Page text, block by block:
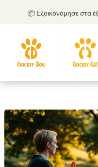
📦 Εξοικονόμησε στα